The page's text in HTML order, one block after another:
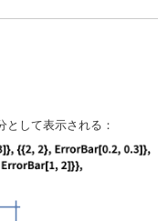
して表示される：
1},